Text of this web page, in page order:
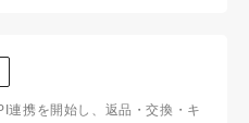
携を開始し、返品・交換・キ